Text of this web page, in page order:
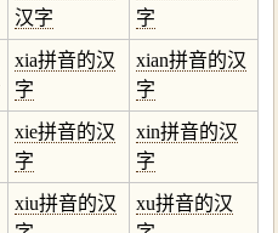
汉字
字
xia拼音的汉
字
xian拼音的汉
字
xie拼音的汉
字
xin拼音的汉
字
xiu拼音的汉
xu拼音的汉